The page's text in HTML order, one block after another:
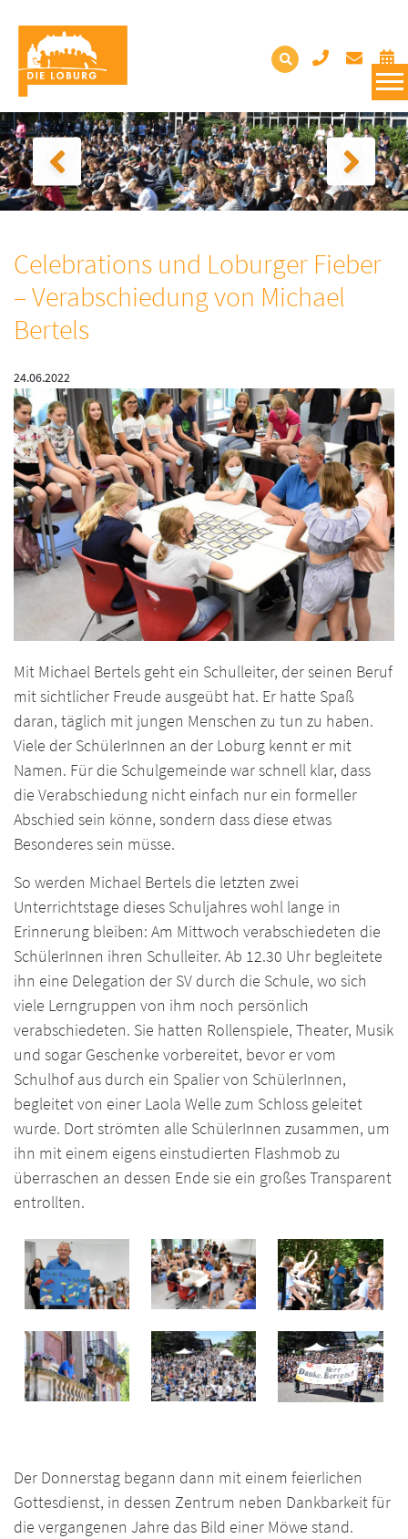
Celebrations und Loburger Fieber
– Verabschiedung von Michael
Bertels
24.06.2022
Mit Michael Bertels geht ein Schulleiter, der seinen Beruf
mit sichtlicher Freude ausgeübt hat. Er hatte Spaß
daran, täglich mit jungen Menschen zu tun zu haben.
Viele der SchülerInnen an der Loburg kennt er mit
Namen. Für die Schulgemeinde war schnell klar, dass
die Verabschiedung nicht einfach nur ein formeller
Abschied sein könne, sondern dass diese etwas
Besonderes sein müsse.
So werden Michael Bertels die letzten zwei
Unterrichtstage dieses Schuljahres wohl lange in
Erinnerung bleiben: Am Mittwoch verabschiedeten die
SchülerInnen ihren Schulleiter. Ab 12.30 Uhr begleitete
ihn eine Delegation der SV durch die Schule, wo sich
viele Lerngruppen von ihm noch persönlich
verabschiedeten. Sie hatten Rollenspiele, Theater, Musik
und sogar Geschenke vorbereitet, bevor er vom
Schulhof aus durch ein Spalier von SchülerInnen,
begleitet von einer Laola Welle zum Schloss geleitet
wurde. Dort strömten alle SchülerInnen zusammen, um
ihn mit einem eigens einstudierten Flashmob zu
überraschen an dessen Ende sie ein großes Transparent
entrollten.
Der Donnerstag begann dann mit einem feierlichen
Gottesdienst, in dessen Zentrum neben Dankbarkeit für
die vergangenen Jahre das Bild einer Möwe stand.